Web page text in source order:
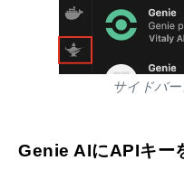
サイドバ
Genie AIにAPIキー